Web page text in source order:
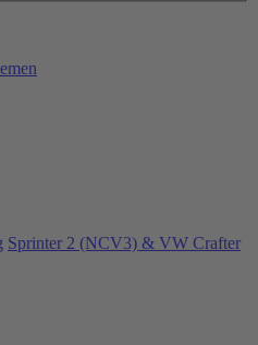
Sprinter 2 (NCV3) & VW Crafter